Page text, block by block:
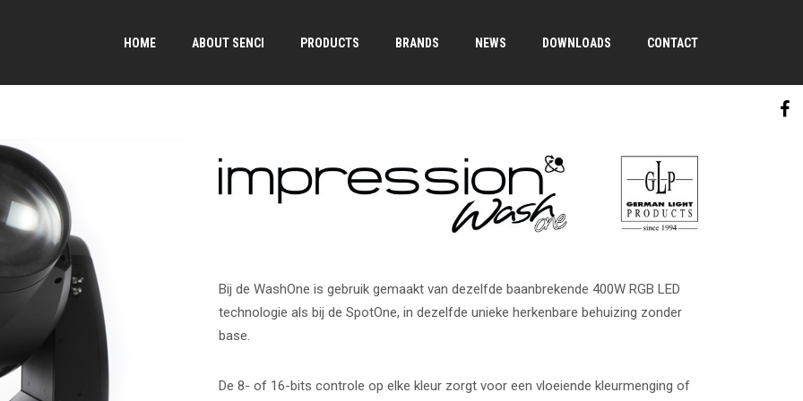
HOME ABOUT SENCI PRODUCTS BRANDS NEWS DOWNLOADS CONTACT
Bij de WashOne is gebruik gemaakt van dezelfde baanbrekende 400W RGB LED
technologie als bij de SpotOne, in dezelfde unieke herkenbare behuizing zonder
base.
De 8- of 16-bits controle op elke kleur zorgt voor een vloeiende kleurmenging of